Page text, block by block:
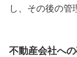
し、その後の管
不動産会社へ